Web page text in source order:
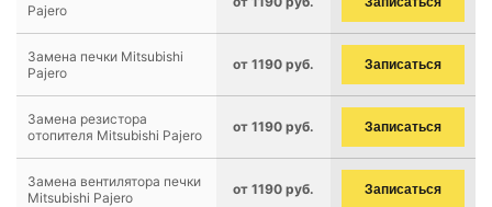
Pajero
Замена печки Mitsubishi
Pajero
от 1190 руб. Записаться
Замена резистора
отопителя Mitsubishi Pajero
от 1190 руб. Записаться
Замена вентилятора печки
Mitsubishi Pajero
от 1190 руб. Записаться